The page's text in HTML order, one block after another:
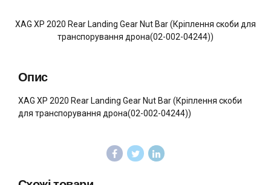
XAG XP 2020 Rear Landing Gear Nut Bar (Кріплення скоби для
транспорування дрона(02-002-04244))
Опис
XAG XP 2020 Rear Landing Gear Nut Bar (Кріплення скоби
для транспорування дрона(02-002-04244))